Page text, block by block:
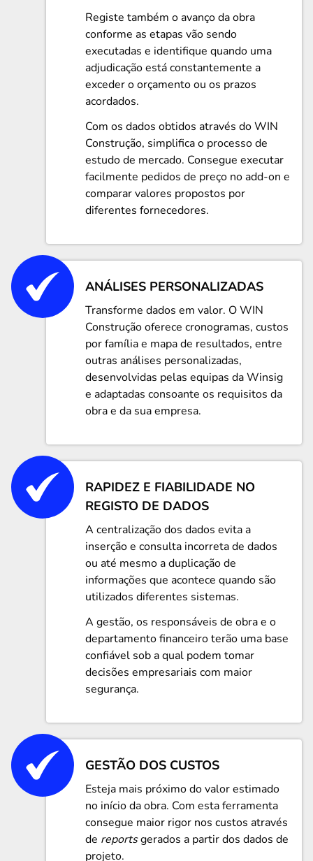
Registe também o avanço da obra
conforme as etapas vão sendo
executadas e identifique quando uma
adjudicação está constantemente a
exceder o orçamento ou os prazos
acordados.
Com os dados obtidos através do WIN
Construção, simplifica o processo de
estudo de mercado. Consegue executar
facilmente pedidos de preço no add-on e
comparar valores propostos por
diferentes fornecedores.
ANÁLISES PERSONALIZADAS
Transforme dados em valor. O WIN
Construção oferece cronogramas, custos
por família e mapa de resultados, entre
outras análises personalizadas,
desenvolvidas pelas equipas da Winsig
e adaptadas consoante os requisitos da
obra e da sua empresa.
RAPIDEZ E FIABILIDADE NO
REGISTO DE DADOS
A centralização dos dados evita a
inserção e consulta incorreta de dados
ou até mesmo a duplicação de
informações que acontece quando são
utilizados diferentes sistemas.
A gestão, os responsáveis de obra e o
departamento financeiro terão uma base
confiável sob a qual podem tomar
decisões empresariais com maior
segurança.
GESTÃO DOS CUSTOS
Esteja mais próximo do valor estimado
no início da obra. Com esta ferramenta
consegue maior rigor nos custos através
de reportsgerados a partir dos dados de
projeto.